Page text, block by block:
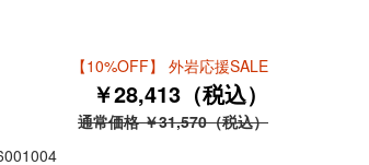
【10%OFF】 外岩応援SALE
￥28,413（税込）
通常価格 ￥31,570（税込）